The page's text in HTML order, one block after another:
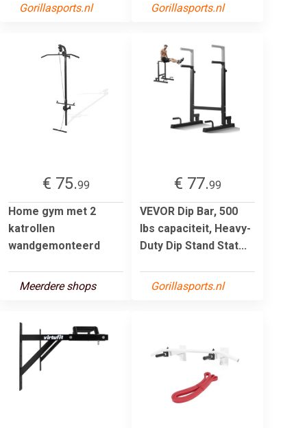
Gorillasports.nl Gorillasports.nl
€ 75.99
Home gym met 2
katrollen
wandgemonteerd
Meerdere shops
€ 77.99
VEVOR Dip Bar, 500
lbs capaciteit, Heavy-
Duty Dip Stand Stat...
Gorillasports.nl